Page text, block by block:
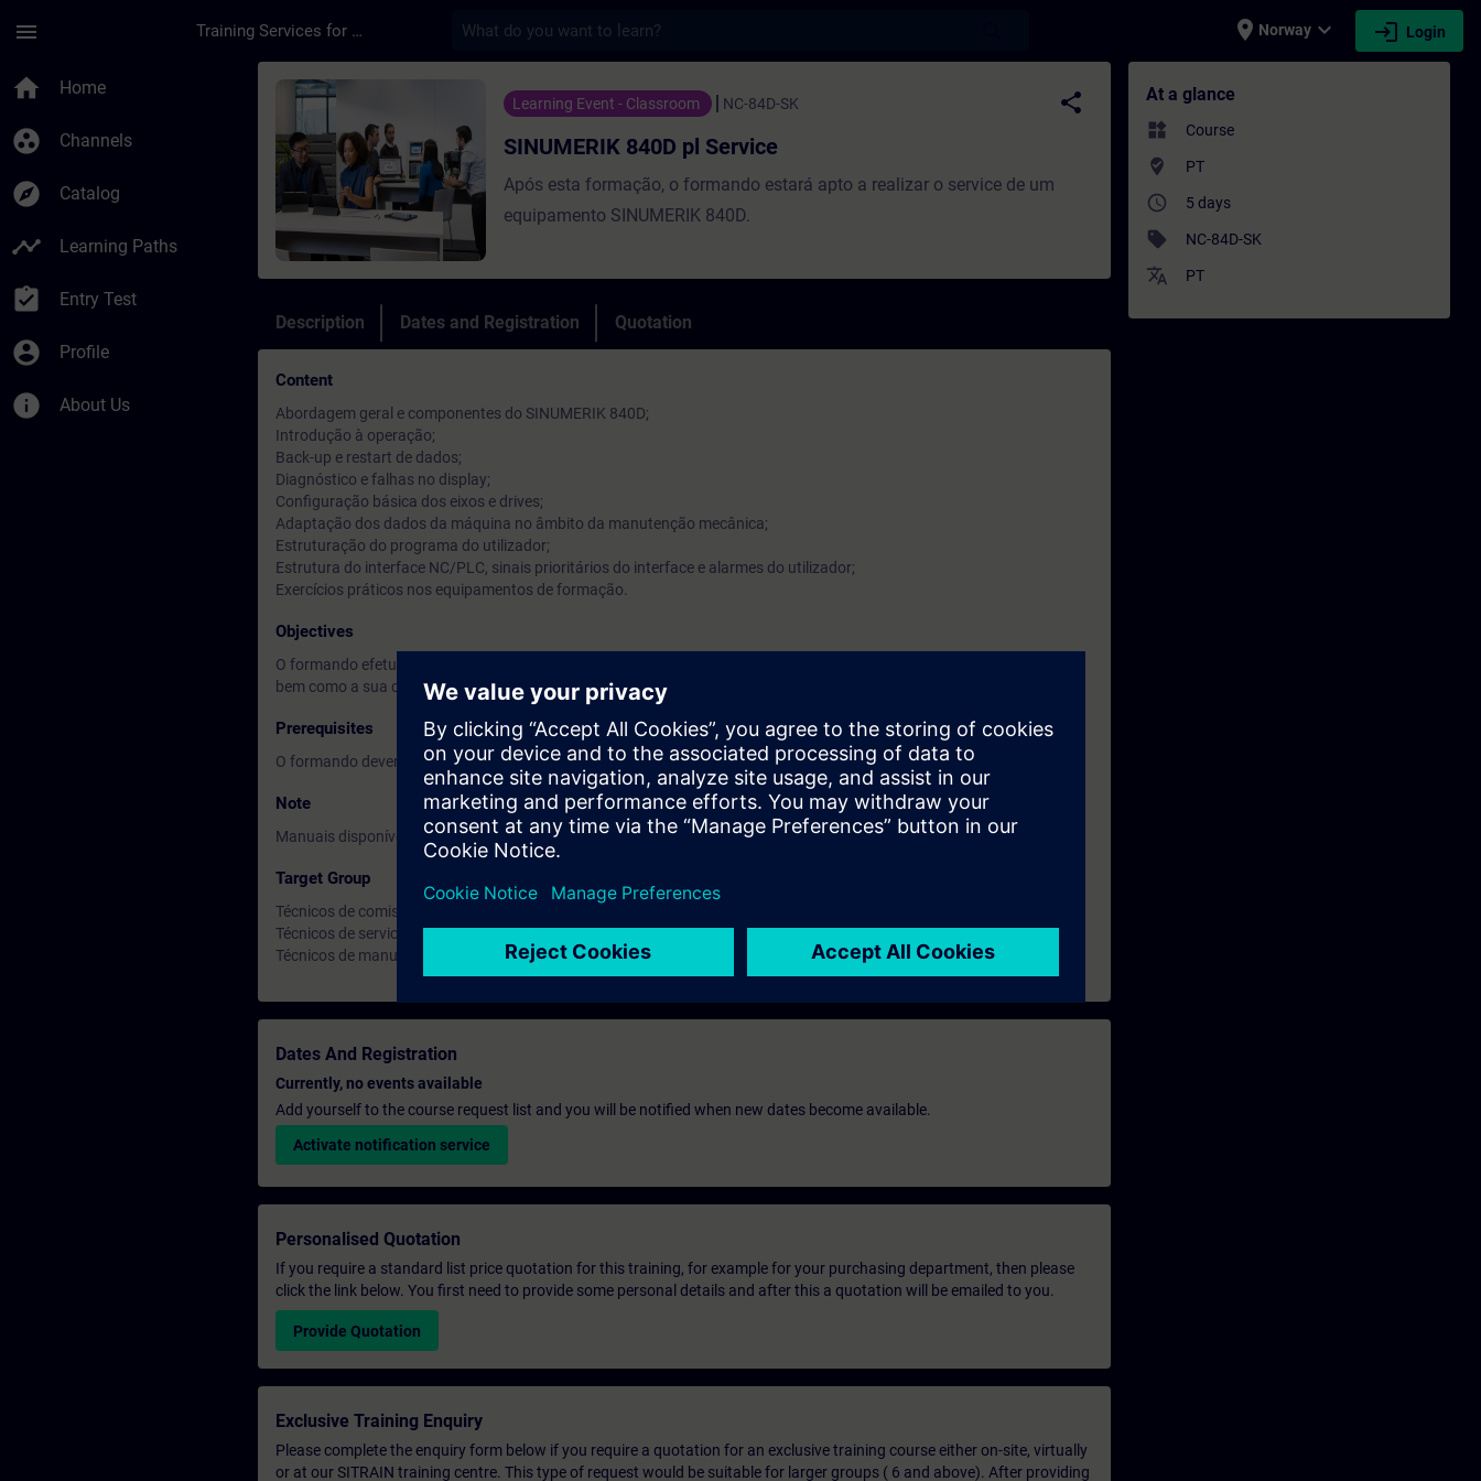
menu Training Services for Digital Industries place Norway expand_more login Login
home Home
group_work Channels
explore Catalog
timeline Learning Paths
assignment_turned_in Entry Test
account_circle Profile
info About Us
Course - SINUMERIK 840D pl Service - Training - Training - Professional development | SITRAIN
Learning Event - Classroom NC-84D-SK
share
SINUMERIK 840D pl Service
Após esta formação, o formando estará apto a realizar o service de um
equipamento SINUMERIK 840D.
Description Dates and Registration Quotation
Content
Abordagem geral e componentes do SINUMERIK 840D;
Introdução à operação;
Back-up e restart de dados;
Diagnóstico e falhas no display;
Configuração básica dos eixos e drives;
Adaptação dos dados da máquina no âmbito da manutenção mecânica;
Estruturação do programa do utilizador;
Estrutura do interface NC/PLC, sinais prioritários do interface e alarmes do utilizador;
Exercícios práticos nos equipamentos de formação.
Objectives
O formando efetua testes em equipamentos SINUMERIK 840D e SIMODRIVE 611D; simula e identifica eventuais falhas,
bem como a sua correção, o que permite minimizar o tempo de máquina parada e aumentar a produtividade.
Prerequisites
O formando deverá ter noções de automação e de Windows na ótica do utilizador
Note
Manuais disponíveis em Inglês.
Target Group
Técnicos de comissionamento;
Técnicos de service;
Técnicos de manutenção.
Dates And Registration
Currently, no events available
Add yourself to the course request list and you will be notified when new dates become available.
Activate notification service
Personalised Quotation
If you require a standard list price quotation for this training, for example for your purchasing department, then please
click the link below. You first need to provide some personal details and after this a quotation will be emailed to you.
Provide Quotation
Exclusive Training Enquiry
Please complete the enquiry form below if you require a quotation for an exclusive training course either on-site, virtually
or at our SITRAIN training centre. This type of request would be suitable for larger groups ( 6 and above). After providing
At a glance
widgets Course
where_to_vote PT
access_time 5 days
sell NC-84D-SK
translate PT